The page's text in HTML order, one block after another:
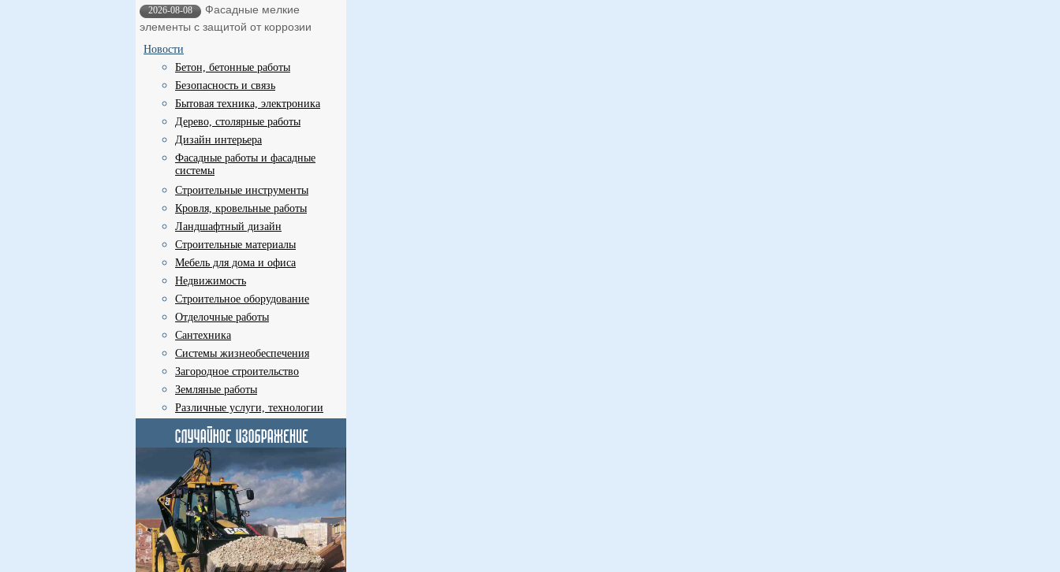
2026-08-08
Фасадные мелкие
элементы с защитой от коррозии
Новости
Бетон, бетонные работы
Безопасность и связь
Бытовая техника, электроника
Дерево, столярные работы
Дизайн интерьера
Фасадные работы и фасадные
системы
Строительные инструменты
Кровля, кровельные работы
Ландшафтный дизайн
Строительные материалы
Мебель для дома и офиса
Недвижимость
Строительное оборудование
Отделочные работы
Сантехника
Системы жизнеобеспечения
Загородное строительство
Земляные работы
Различные услуги, технологии